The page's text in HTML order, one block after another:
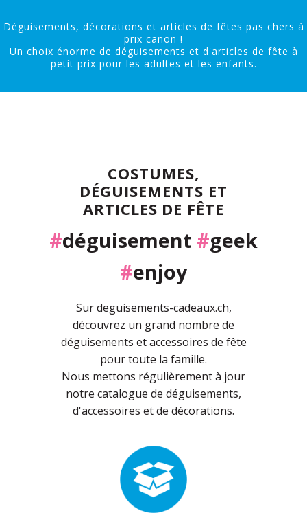
Déguisements, décorations et articles de fêtes pas chers à
prix canon !
Un choix énorme de déguisements et d'articles de fête à
petit prix pour les adultes et les enfants.
COSTUMES,
DÉGUISEMENTS ET
ARTICLES DE FÊTE
#déguisement #geek
#enjoy
Sur deguisements-cadeaux.ch,
découvrez un grand nombre de
déguisements et accessoires de fête
pour toute la famille.
Nous mettons régulièrement à jour
notre catalogue de déguisements,
d'accessoires et de décorations.